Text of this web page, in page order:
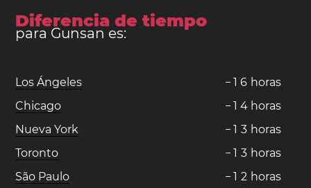
Diferencia de tiempo
para Gunsan es:
Los Ángeles − 1 6 horas
Chicago
− 1 4 horas
Nueva York
− 1 3 horas
Toronto
− 1 3 horas
São Paulo
− 1 2 horas